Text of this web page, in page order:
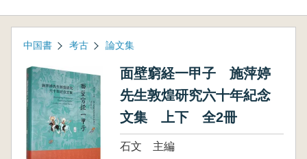
中国書 考古 論文集
面壁窮経一甲子 施萍婷
先生敦煌研究六十年紀念
文集 上下 全2冊
石文 主編